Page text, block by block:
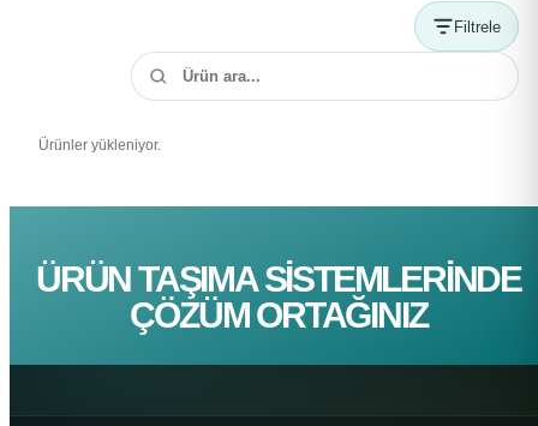
Filtrele
Ürünler yükleniyor.
ÜRÜN TAŞIMA SISTEMLERINDE
ÇÖZÜM ORTAĞINIZ